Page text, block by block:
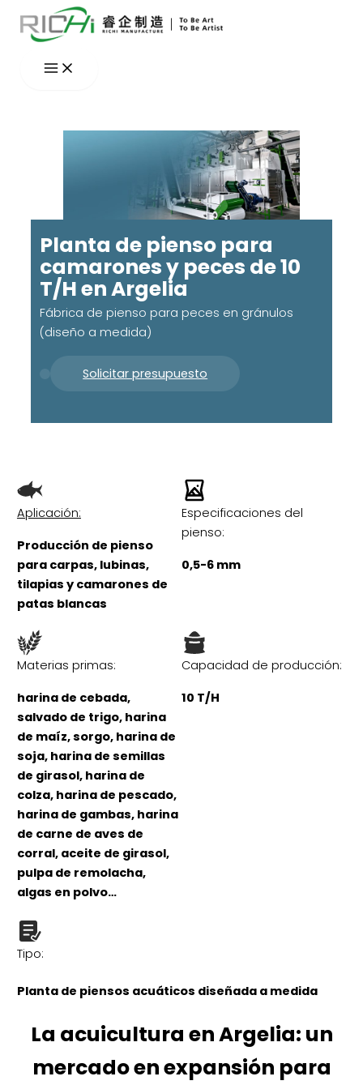
Planta de pienso para
camarones y peces de 10
T/H en Argelia
Fábrica de pienso para peces en gránulos
(diseño a medida)
Solicitar presupuesto
Aplicación:
Producción de pienso
para carpas, lubinas,
tilapias y camarones de
patas blancas
Especificaciones del
pienso:
0,5-6 mm
Materias primas:
harina de cebada,
salvado de trigo, harina
de maíz, sorgo, harina de
soja, harina de semillas
de girasol, harina de
colza, harina de pescado,
harina de gambas, harina
de carne de aves de
corral, aceite de girasol,
pulpa de remolacha,
algas en polvo…
Capacidad de producción:
10 T/H
Tipo:
Planta de piensos acuáticos diseñada a medida
La acuicultura en Argelia: un
mercado en expansión para